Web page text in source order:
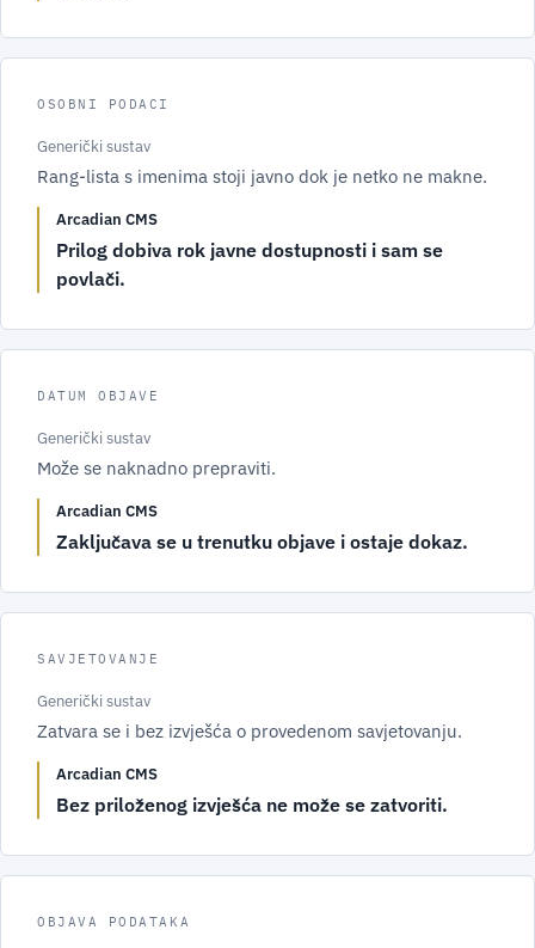
OSOBNI PODACI
Generički sustav
Rang-lista s imenima stoji javno dok je netko ne makne.
Arcadian CMS
Prilog dobiva rok javne dostupnosti i sam se
povlači.
DATUM OBJAVE
Generički sustav
Može se naknadno prepraviti.
Arcadian CMS
Zaključava se u trenutku objave i ostaje dokaz.
SAVJETOVANJE
Generički sustav
Zatvara se i bez izvješća o provedenom savjetovanju.
Arcadian CMS
Bez priloženog izvješća ne može se zatvoriti.
OBJAVA PODATAKA